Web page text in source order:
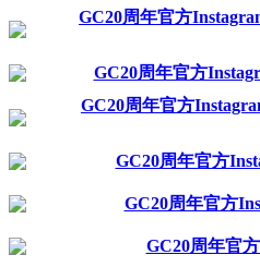
GC20周年官方
GC20周年官方
GC20周年官方
GC20周年官方
GC20周年官方
GC20周年官